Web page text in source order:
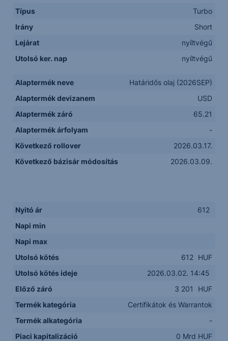
Típus
Turbo
Irány
Short
Lejárat
nyíltvégű
Utolsó ker. nap
nyíltvégű
Alaptermék neve
Határidős olaj (2026SEP)
Alaptermék devizanem
USD
Alaptermék záró
65.21
Alaptermék árfolyam
-
Következő rollover
2026.03.17.
Következő bázisár módosítás
2026.03.09.
Nyitó ár
612
Napi min
Napi max
Utolsó kötés
612 HUF
Utolsó kötés ideje
2026.03.02. 14:45
Előző záró
3 201
HUF
Termék kategória
Certifikátok és Warrantok
Termék alkategória
-
Piaci kapitalizáció
0 Mrd HUF